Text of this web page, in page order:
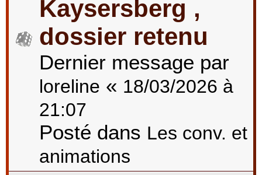
Kaysersberg ,
dossier retenu
Dernier message par
loreline « 18/03/2026 à
21:07
Posté dans Les conv. et
animations